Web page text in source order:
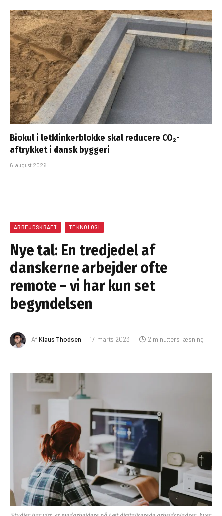
Biokul i letklinkerblokke skal reducere CO₂-
aftrykket i dansk byggeri
6. august 2026
ARBEJDSKRAFT TEKNOLOGI
Nye tal: En tredjedel af
danskerne arbejder ofte
remote – vi har kun set
begyndelsen
AfKlaus Thodsen 17. marts 2023 2 minutters læsning